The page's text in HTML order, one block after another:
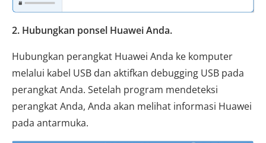
2. Hubungkan ponsel Huawei Anda.
Hubungkan perangkat Huawei Anda ke komputer
melalui kabel USB dan aktifkan debugging USB pada
perangkat Anda. Setelah program mendeteksi
perangkat Anda, Anda akan melihat informasi Huawei
pada antarmuka.